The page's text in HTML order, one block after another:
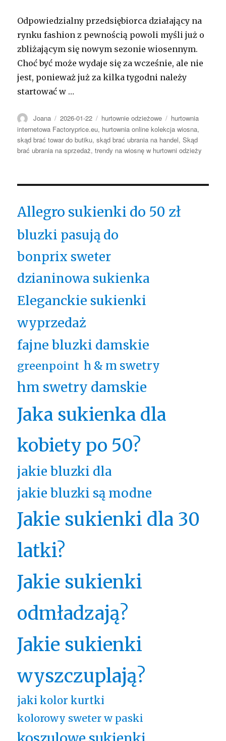
Odpowiedzialny przedsiębiorca działający na
rynku fashion z pewnością powoli myśli już o
zbliżającym się nowym sezonie wiosennym.
Choć być może wydaje się za wcześnie, ale nie
jest, ponieważ już za kilka tygodni należy
startować w …
Autor
Joana Opublikowano
2026-01-22 Kategorie
hurtownie odzieżowe Tagi
hurtownia
internetowa Factoryprice.eu, hurtownia online kolekcja wiosna,
skąd brać towar do butiku,skąd brać ubrania na handel,Skąd
brać ubrania na sprzedaż,trendy na wiosnę w hurtowni odzieży
Allegro sukienki do 50 zł
bluzki pasują do
bonprix sweter
dzianinowa sukienka
Eleganckie sukienki
wyprzedaż
fajne bluzki damskie
greenpoint h & m swetry
hm swetry damskie
Jaka sukienka dla
kobiety po 50?
jakie bluzki dla
jakie bluzki są modne
Jakie sukienki dla 30
latki?
Jakie sukienki
odmładzają?
Jakie sukienki
wyszczuplają?
jaki kolor kurtki
kolorowy sweter w paski